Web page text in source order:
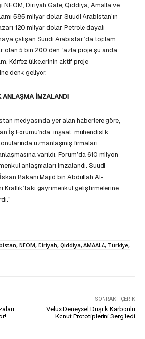
NEOM, Diriyah Gate, Qiddiya, Amalla ve
585 milyar dolar. Suudi Arabistan’ın
120 milyar dolar. Petrole dayalı
çalışan Suudi Arabistan’da toplam
olan 5 bin 200’den fazla proje şu anda
Körfez ülkelerinin aktif proje
denk geliyor.
ANLAŞMA İMZALANDI
medyasında yer alan haberlere göre,
İş Forumu’nda, inşaat, mühendislik
uzmanlaşmış firmaları
varıldı. Forum’da 610 milyon
anlaşmaları imzalandı. Suudi
Bakanı Majid bin Abdullah Al-
Krallık’taki gayrimenkul geliştirmelerine
NEOM, Diriyah, Qiddiya, AMAALA , Türkiye,
SONRAKI İÇERIK
Velux Deneysel Düşük Karbonlu
Konut Prototiplerini Sergiledi